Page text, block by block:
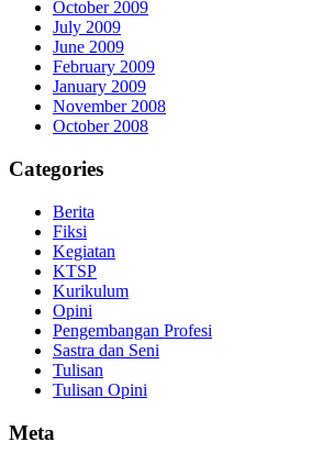
October 2009
July 2009
June 2009
February 2009
January 2009
November 2008
October 2008
Categories
Berita
Fiksi
Kegiatan
KTSP
Kurikulum
Opini
Pengembangan Profesi
Sastra dan Seni
Tulisan
Tulisan Opini
Meta